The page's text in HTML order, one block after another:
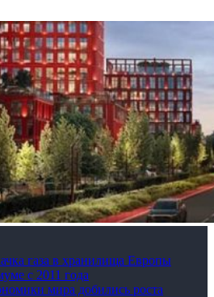
газа в хранилища Европы
с 2011 года
мира добились роста